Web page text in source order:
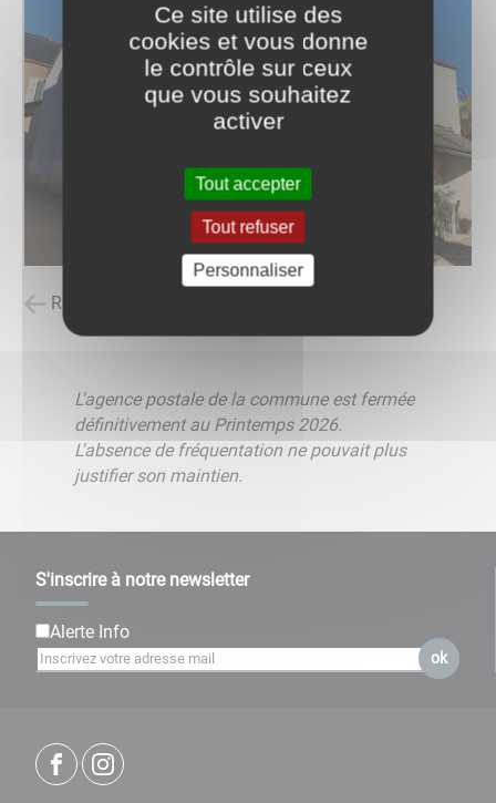
Retour à la liste des carnets d'adresses
L'agence postale de la commune est fermée
définitivement au Printemps 2026.
L'absence de fréquentation ne pouvait plus
justifier son maintien.
S'inscrire à notre newsletter
Alerte Info
ok
Ce site utilise des
cookies et vous donne
le contrôle sur ceux
que vous souhaitez
activer
Tout accepter
Tout refuser
Personnaliser